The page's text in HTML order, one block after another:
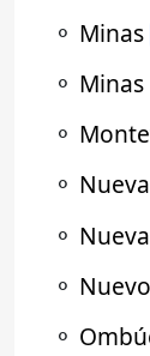
⚬ Minas
⚬
⚬
⚬
⚬
⚬
⚬